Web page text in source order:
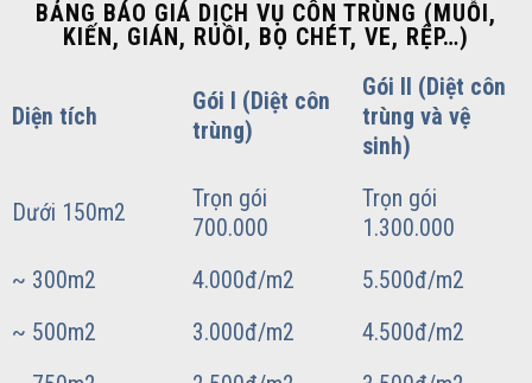
BẢNG BÁO GIÁ DỊCH VỤ CÔN TRÙNG (MUỖI,
KIẾN, GIÁN, RUỒI, BỌ CHÉT, VE, RỆP…)
Diện tích
Gói I (Diệt côn
trùng)
Gói II (Diệt côn
trùng và vệ
sinh)
Dưới 150m2
Trọn gói
700.000
Trọn gói
1.300.000
~ 300m2
4.000đ/m2
5.500đ/m2
~ 500m2
3.000đ/m2
4.500đ/m2